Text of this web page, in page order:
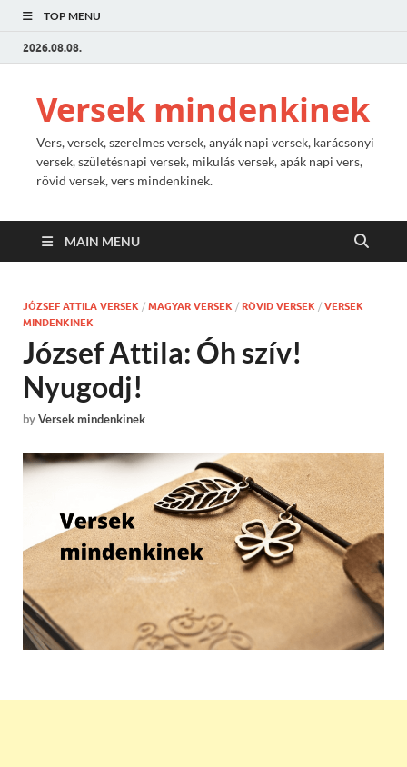
TOP MENU
2026.08.08.
Versek mindenkinek
Vers, versek, szerelmes versek, anyák napi versek, karácsonyi
versek, születésnapi versek, mikulás versek, apák napi vers,
rövid versek, vers mindenkinek.
MAIN MENU
JÓZSEF ATTILA VERSEK / MAGYAR VERSEK / RÖVID VERSEK / VERSEK
MINDENKINEK
József Attila: Óh szív!
Nyugodj!
byVersek mindenkinek